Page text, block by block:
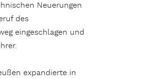
Neuerungen
des
eingeschlagen und
expandierte in